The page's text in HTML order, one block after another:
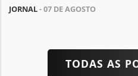
JORNAL- 07 DE AGOSTO
TODAS AS